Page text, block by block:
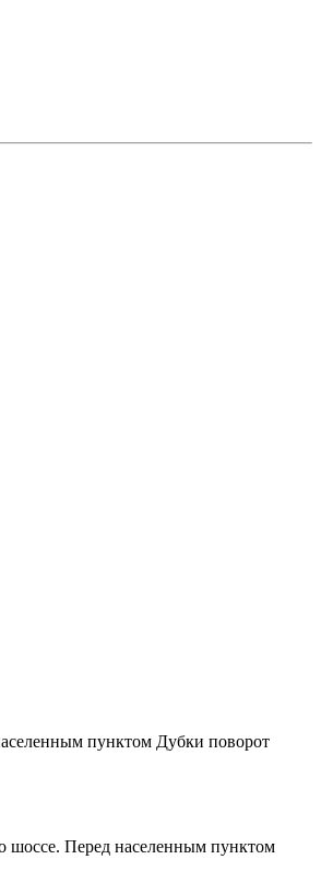
пунктом Дубки поворот
шоссе. Перед населенным пунктом